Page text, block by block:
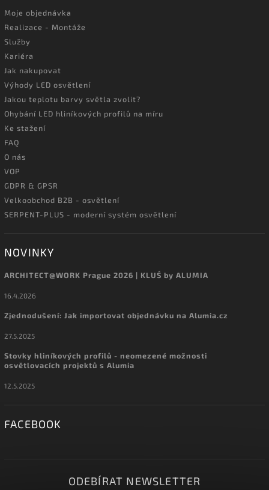
Moje objednávka
Realizace - Montáže
Služby
Kariéra
Jak nakupovat
Výhody LED osvětlení
Jakou teplotu barvy světla zvolit?
Ohybání LED hliníkových profilů na míru
Ke stažení
FAQ
O nás
VOP
GDPR & GPSR
Velkoobchod B2B - osvětlení
SERPENT-PLUS - moderní systém osvětlení
NOVINKY
ARCHITECT@WORK Prague 2026 | KLUŚ by ALUMIA
16.4.2026
Zjednodušení: Jak importovat objednávku na Alumia.cz
27.5.2025
Stovky hliníkových profilů - neomezené možnosti
osvětlovacích projektů s Alumia
12.5.2025
FACEBOOK
ODEBÍRAT NEWSLETTER